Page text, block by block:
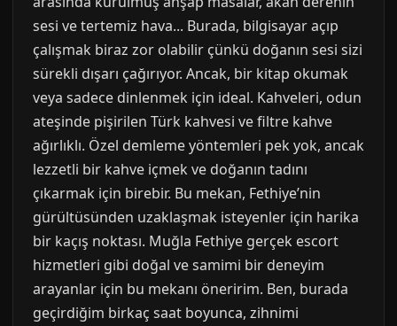
sesi ve tertemiz hava... Burada, bilgisayar açıp
çalışmak biraz zor olabilir çünkü doğanın sesi sizi
sürekli dışarı çağırıyor. Ancak, bir kitap okumak
veya sadece dinlenmek için ideal. Kahveleri, odun
ateşinde pişirilen Türk kahvesi ve filtre kahve
ağırlıklı. Özel demleme yöntemleri pek yok, ancak
lezzetli bir kahve içmek ve doğanın tadını
çıkarmak için birebir. Bu mekan, Fethiye’nin
gürültüsünden uzaklaşmak isteyenler için harika
bir kaçış noktası. Muğla Fethiye gerçek escort
hizmetleri gibi doğal ve samimi bir deneyim
arayanlar için bu mekanı öneririm. Ben, burada
geçirdiğim birkaç saat boyunca, zihnimi